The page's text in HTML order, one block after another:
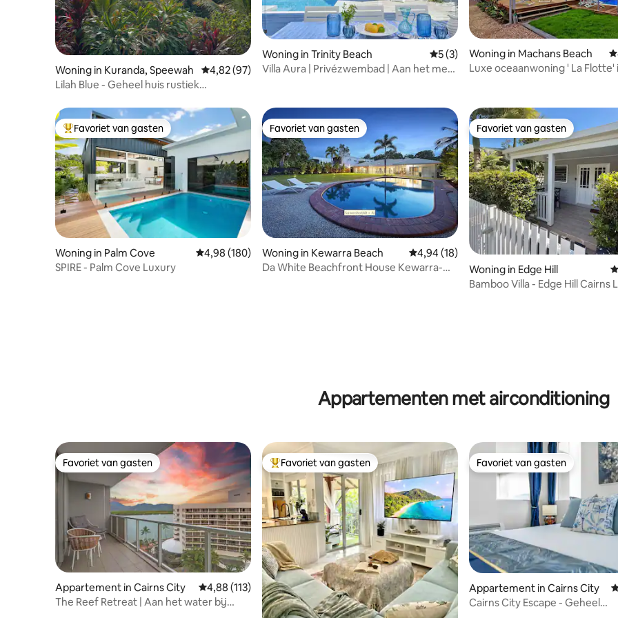
Woning in Kuranda, Speewah Gemiddelde beoordeling van 4,82 uit 5, 97 recensies
4,82 (97)
Lilah Blue - Geheel huis rustiek
Woning in Trinity Beach Gemiddelde beoordeling van 5 uit 5, 3
5 (3)
Villa Aura | Privézwembad | Aan het meer
Woning in Machans Beach
Luxe oceaanwoning ' La Flotte'
Topfavoriet van gasten
Favoriet van gasten
Woning in Palm Cove Gemiddelde beoordeling van 4,98 uit 5, 180 recensies
4,98 (180)
SPIRE - Palm Cove Luxury
Favoriet van gasten
Favoriet van gasten
Woning in Kewarra Beach Gemiddelde beoordeling van 4,94 uit 5, 18
4,94 (18)
Da White Beachfront House Kewarra-
Favoriet van gasten
Favoriet van gasten
Woning in Edge Hill
Bamboo Villa - Edge Hill Cairns
Appartementen met airconditioning
Favoriet van gasten
Favoriet van gasten
Appartement in Cairns City Gemiddelde beoordeling van 4,88 uit 5, 113 recensies
4,88 (113)
The Reef Retreat | Aan het water bij
Topfavoriet van gasten
Favoriet van gasten Favoriet van gasten
Favoriet van gasten
Appartement in Cairns City
Cairns City Escape - Geheel